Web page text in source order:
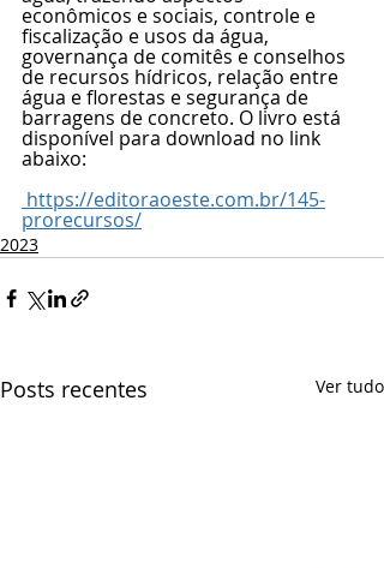
econômicos e sociais, controle e
fiscalização e usos da água,
governança de comitês e conselhos
de recursos hídricos, relação entre
água e florestas e segurança de
barragens de concreto. O livro está
disponível para download no link
abaixo:
prorecursos/
2023
Posts recentes Ver tudo